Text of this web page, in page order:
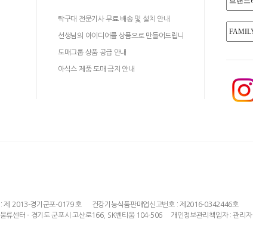
탁구대 전문기사 무료 배송 및 설치 안내
선생님의 아이디어를 상품으로 만들어드립니
다!
도매그룹 상품 공급 안내
아식스 제품 도매 금지 안내
제 2013-경기군포-0179 호
건강기능식품판매업신고번호 : 제2016-0342446호
류센터 - 경기도 군포시 고산로166, SK벤티움 104-506 개인정보관리책임자 : 관리자